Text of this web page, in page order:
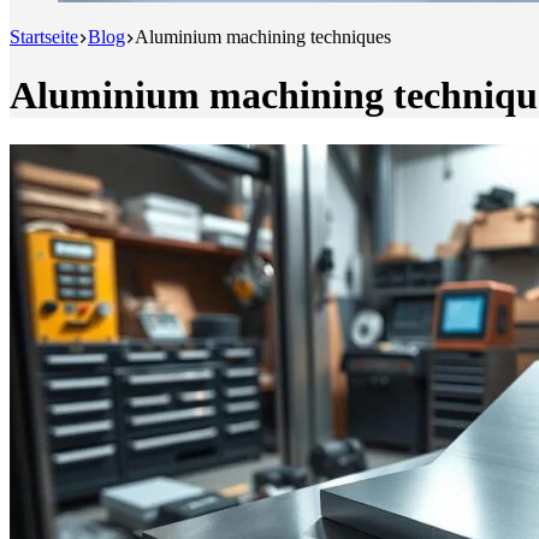
Startseite Blog Aluminium machining techniques
Aluminium machining